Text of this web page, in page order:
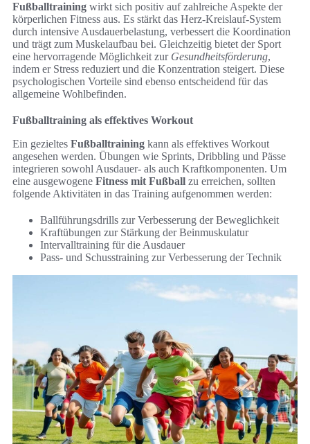
Fußballtraining wirkt sich positiv auf zahlreiche Aspekte der
körperlichen Fitness aus. Es stärkt das Herz-Kreislauf-System
durch intensive Ausdauerbelastung, verbessert die Koordination
und trägt zum Muskelaufbau bei. Gleichzeitig bietet der Sport
eine hervorragende Möglichkeit zur Gesundheitsförderung,
indem er Stress reduziert und die Konzentration steigert. Diese
psychologischen Vorteile sind ebenso entscheidend für das
allgemeine Wohlbefinden.
Fußballtraining als effektives Workout
Ein gezieltes Fußballtraining kann als effektives Workout
angesehen werden. Übungen wie Sprints, Dribbling und Pässe
integrieren sowohl Ausdauer- als auch Kraftkomponenten. Um
eine ausgewogene Fitness mit Fußball zu erreichen, sollten
folgende Aktivitäten in das Training aufgenommen werden:
Ballführungsdrills zur Verbesserung der Beweglichkeit
Kraftübungen zur Stärkung der Beinmuskulatur
Intervalltraining für die Ausdauer
Pass- und Schusstraining zur Verbesserung der Technik